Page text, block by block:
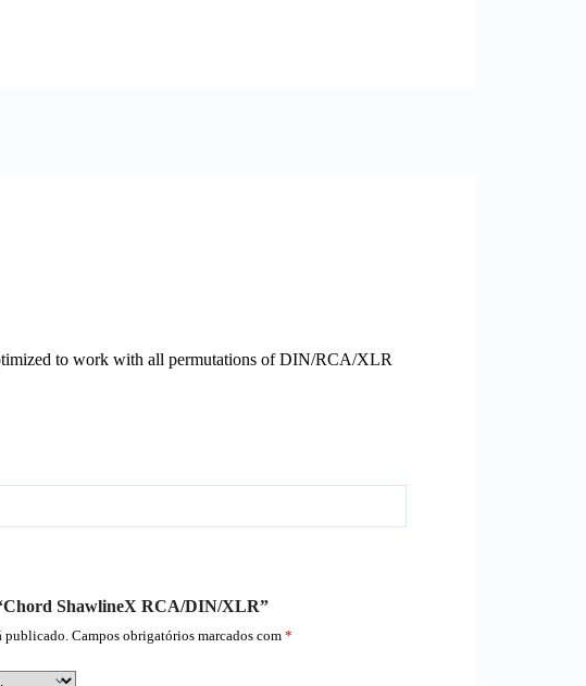
to work with all permutations of DIN/RCA/XLR
ShawlineX RCA/DIN/XLR”
publicado. Campos obrigatórios marcados com*